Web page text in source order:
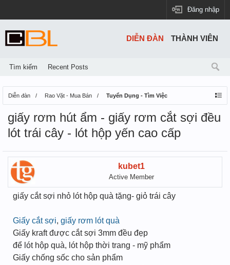
Đăng nhập
Diễn đàn Rao Vặt - Mua Bán Tuyển Dụng - Tìm Việc
giấy rơm hút ẩm - giấy rơm cắt sợi đều
lót trái cây - lót hộp yến cao cấp
kubet1
Active Member
giấy cắt sợi nhỏ lót hộp quà tặng- giỏ trái cây
Giấy cắt sợi, giấy rơm lót quà
Giấy kraft được cắt sợi 3mm đều đẹp
để lót hộp quà, lót hộp thời trang - mỹ phẩm
Giấy chống sốc cho sản phẩm
DIỄN ĐÀN
Tìm kiếm Recent Posts
THÀNH VIÊN